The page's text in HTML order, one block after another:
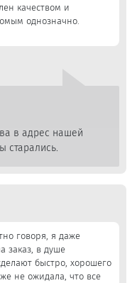
качеством и
однозначно.
в адрес нашей
старались.
говоря, я даже
заказ, в душе
быстро, хорошего
не ожидала, что все